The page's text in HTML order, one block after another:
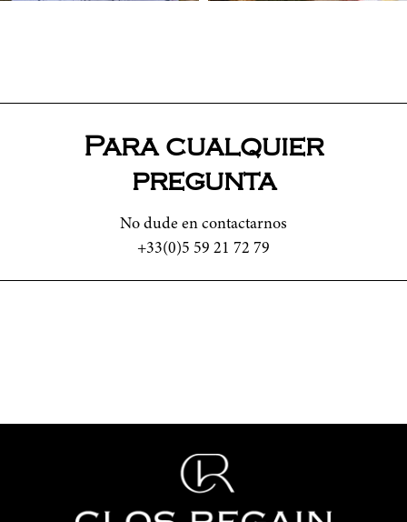
Para cualquier
pregunta
No dude en contactarnos
+33(0)5 59 21 72 79